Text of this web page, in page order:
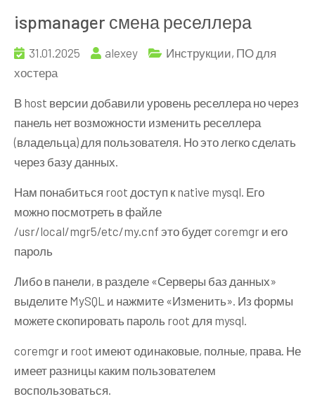
ispmanager смена реселлера
31.01.2025 alexey Инструкции, ПО для
хостера
В host версии добавили уровень реселлера но через
панель нет возможности изменить реселлера
(владельца) для пользователя. Но это легко сделать
через базу данных.
Нам понабиться root доступ к native mysql. Его
можно посмотреть в файле
/usr/local/mgr5/etc/my.cnf это будет coremgr и его
пароль
Либо в панели, в разделе «Серверы баз данных»
выделите MySQL и нажмите «Изменить». Из формы
можете скопировать пароль root для mysql.
coremgr и root имеют одинаковые, полные, права. Не
имеет разницы каким пользователем
воспользоваться.